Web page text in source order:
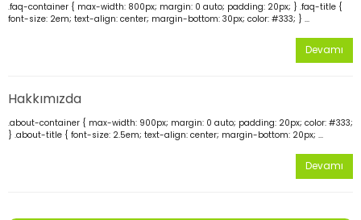
.faq-container { max-width: 800px; margin: 0 auto; padding: 20px; } .faq-title {
font-size: 2em; text-align: center; margin-bottom: 30px; color: #333; } ...
Devamı
Hakkımızda
.about-container { max-width: 900px; margin: 0 auto; padding: 20px; color: #333;
} .about-title { font-size: 2.5em; text-align: center; margin-bottom: 20px; ...
Devamı